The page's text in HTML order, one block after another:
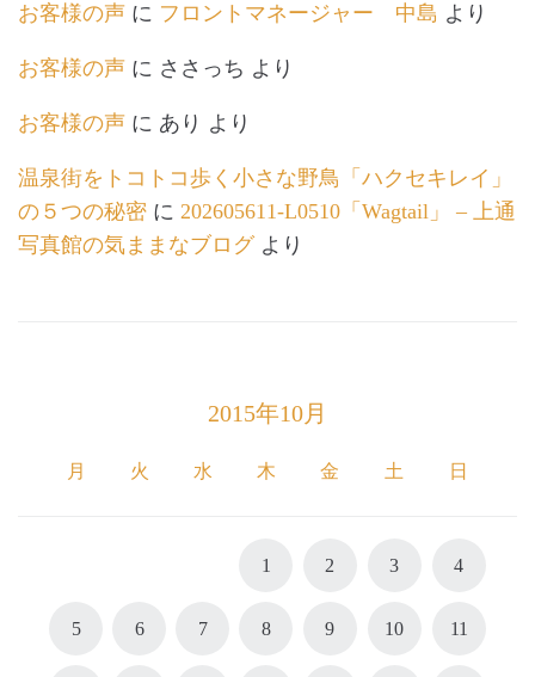
お客様の声 に フロントマネージャー 中島 より
お客様の声 に ささっち より
お客様の声 に あり より
温泉街をトコトコ歩く小さな野鳥「ハクセキレイ」
の５つの秘密 に 202605611-L0510「Wagtail」 – 上通
写真館の気ままなブログより
2015年10月
月 火 水 木 金 土 日
1 2 3 4
5 6 7 8 9 10 11